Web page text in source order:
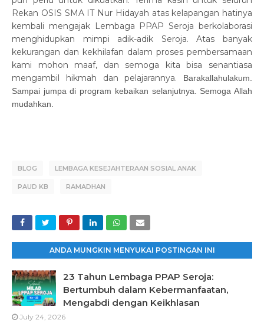
Rekan OSIS SMA IT Nur Hidayah atas kelapangan hatinya
kembali mengajak Lembaga PPAP Seroja berkolaborasi
menghidupkan mimpi adik-adik Seroja. Atas banyak
kekurangan dan kekhilafan dalam proses pembersamaan
kami mohon maaf, dan semoga kita bisa senantiasa
mengambil hikmah dan pelajarannya.
Barakallahulakum.
Sampai jumpa di program kebaikan selanjutnya. Semoga Allah
mudahkan.
BLOG LEMBAGA KESEJAHTERAAN SOSIAL ANAK
PAUD KB RAMADHAN
ANDA MUNGKIN MENYUKAI POSTINGAN INI
23 Tahun Lembaga PPAP Seroja:
Bertumbuh dalam Kebermanfaatan,
Mengabdi dengan Keikhlasan
July 24, 2026